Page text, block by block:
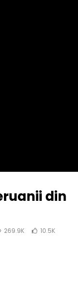
din
269.9K
10.5K